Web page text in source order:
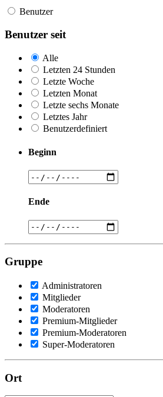
Benutzer
Benutzer seit
Alle
Letzten 24 Stunden
Letzte Woche
Letzten Monat
Letzte sechs Monate
Letztes Jahr
Benutzerdefiniert
Beginn
Ende
Gruppe
Administratoren
Mitglieder
Moderatoren
Premium-Mitglieder
Premium-Moderatoren
Super-Moderatoren
Ort